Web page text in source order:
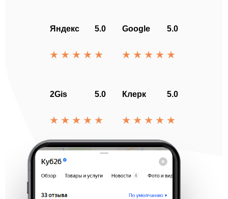
Яндекс 5.0 Google 5.0
2Gis 5.0 Клерк 5.0